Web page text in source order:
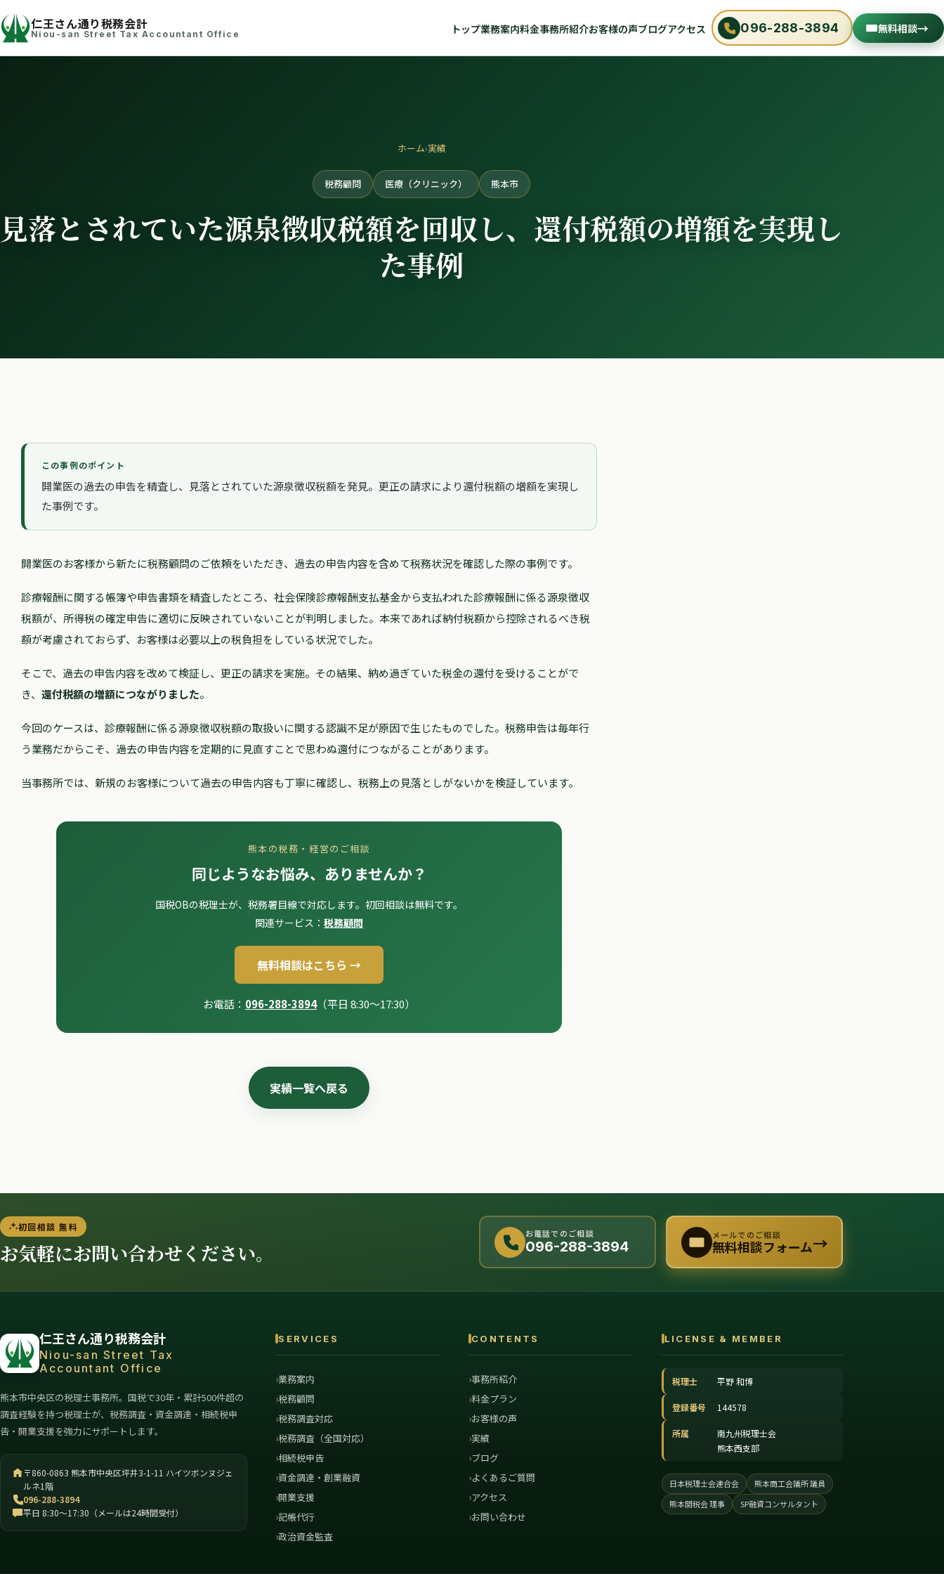
仁王さん通り税務会計
Niou-san Street Tax Accountant Office トップ業務案内料金事務所紹介お客様の声ブログアクセス 096-288-3894 無料相談→
ホーム›実績
税務顧問 医療（クリニック） 熊本市
見落とされていた源泉徴収税額を回収し、還付税額の増額を実現し
た事例
この事例のポイント
開業医の過去の申告を精査し、見落とされていた源泉徴収税額を発見。更正の請求により還付税額の増額を実現し
た事例です。
開業医のお客様から新たに税務顧問のご依頼をいただき、過去の申告内容を含めて税務状況を確認した際の事例です。
診療報酬に関する帳簿や申告書類を精査したところ、社会保険診療報酬支払基金から支払われた診療報酬に係る源泉徴収
税額が、所得税の確定申告に適切に反映されていないことが判明しました。本来であれば納付税額から控除されるべき税
額が考慮されておらず、お客様は必要以上の税負担をしている状況でした。
そこで、過去の申告内容を改めて検証し、更正の請求を実施。その結果、納め過ぎていた税金の還付を受けることがで
き、 還付税額の増額につながりました。
今回のケースは、診療報酬に係る源泉徴収税額の取扱いに関する認識不足が原因で生じたものでした。税務申告は毎年行
う業務だからこそ、過去の申告内容を定期的に見直すことで思わぬ還付につながることがあります。
当事務所では、新規のお客様について過去の申告内容も丁寧に確認し、税務上の見落としがないかを検証しています。
熊本の税務・経営のご相談
同じようなお悩み、ありませんか？
国税OBの税理士が、税務署目線で対応します。初回相談は無料です。
関連サービス： 税務顧問
無料相談はこちら →
お電話： 096-288-3894（平日 8:30〜17:30）
実績一覧へ戻る
初回相談 無料
お気軽にお問い合わせください。
お電話でのご相談
096-288-3894
メールでのご相談
無料相談フォーム→
仁王さん通り税務会計
Niou-san Street Tax
Accountant Office
熊本市中央区の税理士事務所。国税で30年・累計500件超の
調査経験を持つ税理士が、税務調査・資金調達・相続税申
告・開業支援を強力にサポートします。
〒860-0863 熊本市中央区坪井3-1-11 ハイツボンヌジェ
ルネ1階
096-288-3894
平日 8:30〜17:30（メールは24時間受付）
SERVICES
業務案内
税務顧問
税務調査対応
税務調査（全国対応）
相続税申告
資金調達・創業融資
開業支援
記帳代行
政治資金監査
CONTENTS
事務所紹介
料金プラン
お客様の声
実績
ブログ
よくあるご質問
アクセス
お問い合わせ
LICENSE & MEMBER
税理士 平野 和博
登録番号 144578
所属
南九州税理士会
熊本西支部
日本税理士会連合会
熊本商工会議所 議員
熊本間税会 理事
SP融資コンサルタント